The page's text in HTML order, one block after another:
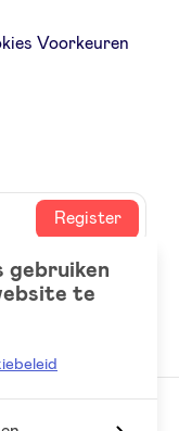
Voorkeuren
Register
gebruiken
te